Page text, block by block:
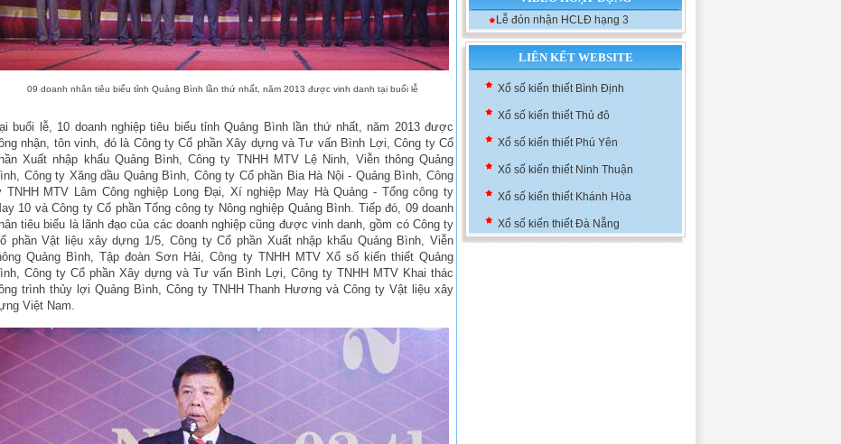
09 doanh nhân tiêu biểu tỉnh Quảng Bình lần thứ nhất, năm 2013 được vinh danh tại buổi lễ
buổi lễ, 10 doanh nghiệp tiêu biểu tỉnh Quảng Bình lần thứ nhất, năm 2013 được
nhận, tôn vinh, đó là Công ty Cổ phần Xây dựng và Tư vấn Bình Lợi, Công ty Cổ
Xuất nhập khẩu Quảng Bình, Công ty TNHH MTV Lệ Ninh, Viễn thông Quảng
Công ty Xăng dầu Quảng Bình, Công ty Cổ phần Bia Hà Nội - Quảng Bình, Công
TNHH MTV Lâm Công nghiệp Long Đại, Xí nghiệp May Hà Quảng - Tổng công ty
10 và Công ty Cổ phần Tổng công ty Nông nghiệp Quảng Bình. Tiếp đó, 09 doanh
tiêu biểu là lãnh đạo của các doanh nghiệp cũng được vinh danh, gồm có Công ty
phần Vật liệu xây dựng 1/5, Công ty Cổ phần Xuất nhập khẩu Quảng Bình, Viễn
Quảng Bình, Tập đoàn Sơn Hải, Công ty TNHH MTV Xổ số kiến thiết Quảng
Công ty Cổ phần Xây dựng và Tư vấn Bình Lợi, Công ty TNHH MTV Khai thác
trình thủy lợi Quảng Bình, Công ty TNHH Thanh Hương và Công ty Vật liệu xây
Việt Nam.
Lễ đón nhận HCLĐ hạng 3
LIÊN KẾT WEBSITE
Xổ số kiến thiết Khánh Hòa
Xổ số kiến thiết Đà Nẵng
Xổ số kiến thiết Đà Nẵng
Xổ số kiến thiết Bình Định